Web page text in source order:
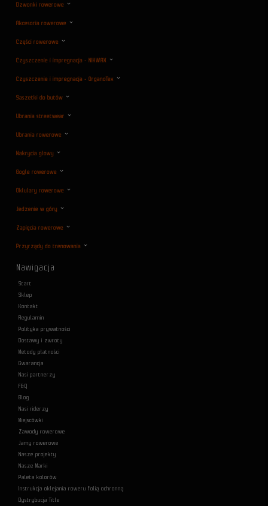
Dzwonki rowerowe
Akcesoria rowerowe
Części rowerowe
Czyszczenie i impregnacja - NIKWAX
Czyszczenie i impregnacja - OrganoTex
Saszetki do butów
Ubrania streetwear
Ubrania rowerowe
Nakrycia głowy
Gogle rowerowe
Oklulary rowerowe
Jedzenie w góry
Zapięcia rowerowe
Przyrządy do trenowania
Nawigacja
Start
Sklep
Kontakt
Regulamin
Polityka prywatności
Dostawy i zwroty
Metody płatności
Gwarancja
Nasi partnerzy
F&Q
Blog
Nasi riderzy
Miejscówki
Zawody rowerowe
Jamy rowerowe
Nasze projekty
Nasze Marki
Paleta kolorów
Instrukcja oklejania roweru folią ochronną
Dystrybucja Title